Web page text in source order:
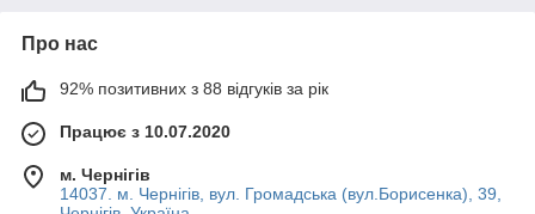
Про нас
92% позитивних з 88 відгуків за рік
Працює з 10.07.2020
м. Чернігів
14037. м. Чернігів, вул. Громадська (вул.Борисенка), 39,